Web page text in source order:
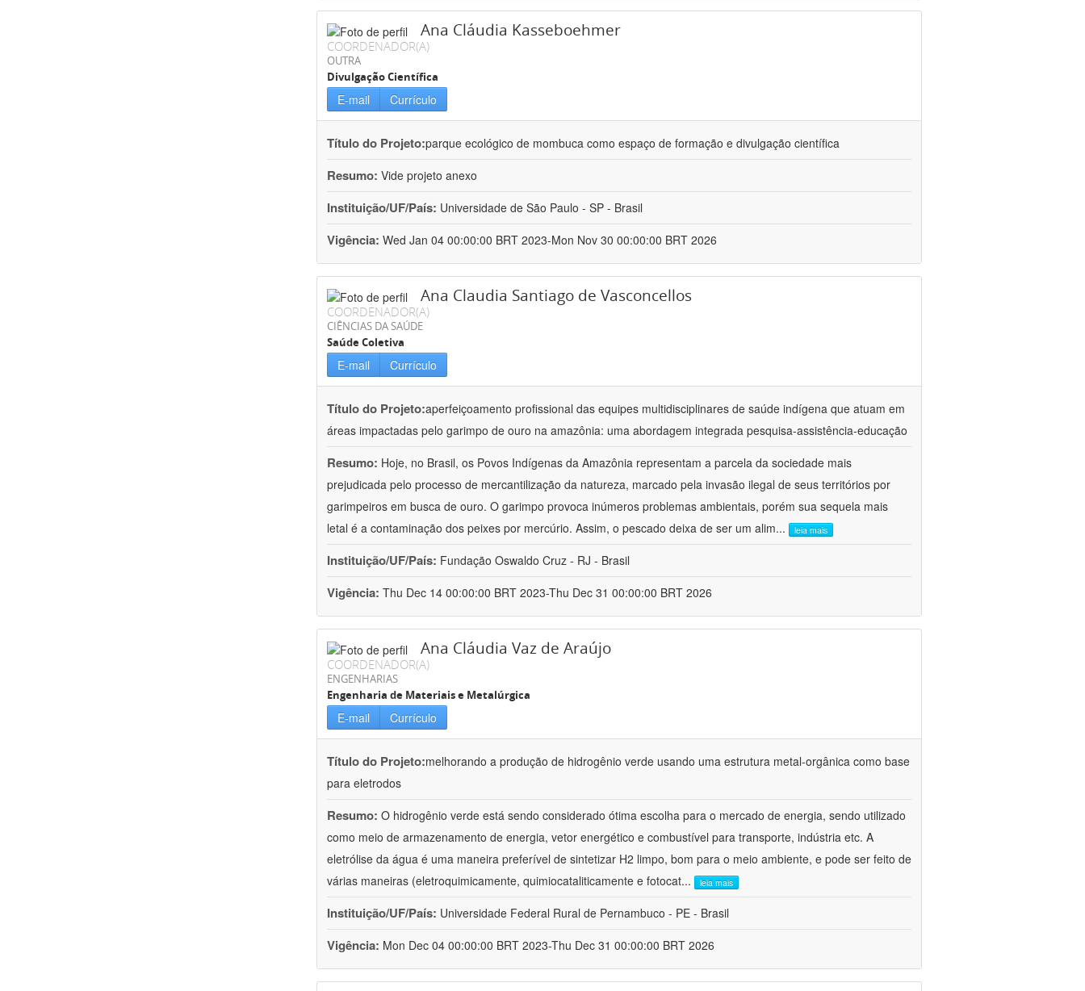
Ana Cláudia Kasseboehmer
COORDENADOR(A)
OUTRA
Divulgação Científica
E-mail Currículo
Título do Projeto:parque ecológico de mombuca como espaço de formação e divulgação científica
Resumo: Vide projeto anexo
Instituição/UF/País: Universidade de São Paulo - SP - Brasil
Vigência: Wed Jan 04 00:00:00 BRT 2023-Mon Nov 30 00:00:00 BRT 2026
Ana Claudia Santiago de Vasconcellos
COORDENADOR(A)
CIÊNCIAS DA SAÚDE
Saúde Coletiva
E-mail Currículo
Título do Projeto:aperfeiçoamento profissional das equipes multidisciplinares de saúde indígena que atuam em
áreas impactadas pelo garimpo de ouro na amazônia: uma abordagem integrada pesquisa-assistência-educação
Resumo: Hoje, no Brasil, os Povos Indígenas da Amazônia representam a parcela da sociedade mais
prejudicada pelo processo de mercantilização da natureza, marcado pela invasão ilegal de seus territórios por
garimpeiros em busca de ouro. O garimpo provoca inúmeros problemas ambientais, porém sua sequela mais
letal é a contaminação dos peixes por mercúrio. Assim, o pescado deixa de ser um alim... leia mais
Instituição/UF/País: Fundação Oswaldo Cruz - RJ - Brasil
Vigência: Thu Dec 14 00:00:00 BRT 2023-Thu Dec 31 00:00:00 BRT 2026
Ana Cláudia Vaz de Araújo
COORDENADOR(A)
ENGENHARIAS
Engenharia de Materiais e Metalúrgica
E-mail Currículo
Título do Projeto:melhorando a produção de hidrogênio verde usando uma estrutura metal-orgânica como base
para eletrodos
Resumo: O hidrogênio verde está sendo considerado ótima escolha para o mercado de energia, sendo utilizado
como meio de armazenamento de energia, vetor energético e combustível para transporte, indústria etc. A
eletrólise da água é uma maneira preferível de sintetizar H2 limpo, bom para o meio ambiente, e pode ser feito de
várias maneiras (eletroquimicamente, quimiocataliticamente e fotocat... leia mais
Instituição/UF/País: Universidade Federal Rural de Pernambuco - PE - Brasil
Vigência: Mon Dec 04 00:00:00 BRT 2023-Thu Dec 31 00:00:00 BRT 2026